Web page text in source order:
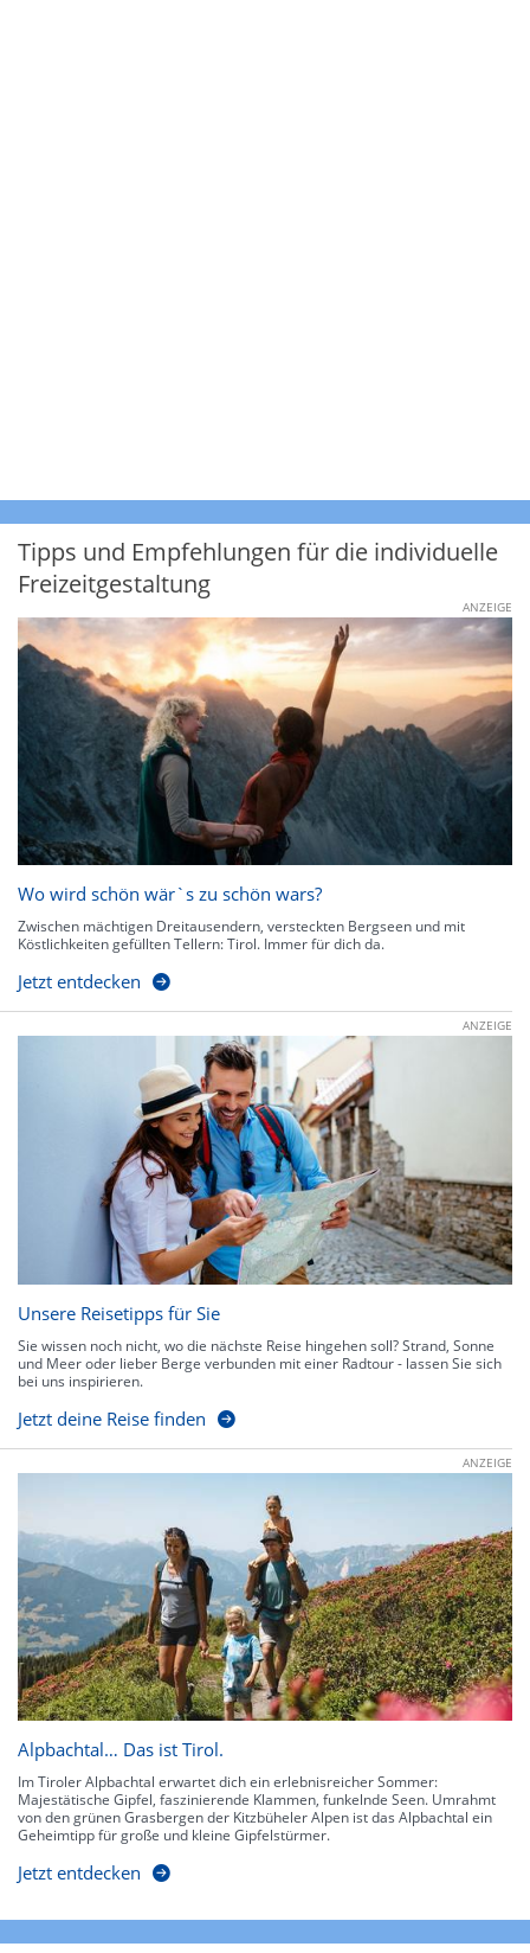
Tipps und Empfehlungen für die individuelle
Freizeitgestaltung
ANZEIGE
Wo wird schön wär`s zu schön wars?
Zwischen mächtigen Dreitausendern, versteckten Bergseen und mit
Köstlichkeiten gefüllten Tellern: Tirol. Immer für dich da.
Jetzt entdecken
ANZEIGE
Unsere Reisetipps für Sie
Sie wissen noch nicht, wo die nächste Reise hingehen soll? Strand, Sonne
und Meer oder lieber Berge verbunden mit einer Radtour - lassen Sie sich
bei uns inspirieren.
Jetzt deine Reise finden
ANZEIGE
Alpbachtal… Das ist Tirol.
Im Tiroler Alpbachtal erwartet dich ein erlebnisreicher Sommer:
Majestätische Gipfel, faszinierende Klammen, funkelnde Seen. Umrahmt
von den grünen Grasbergen der Kitzbüheler Alpen ist das Alpbachtal ein
Geheimtipp für große und kleine Gipfelstürmer.
Jetzt entdecken